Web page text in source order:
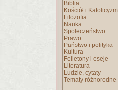
Biblia
Kościół i Katolicyzm
Filozofia
Nauka
Społeczeństwo
Prawo
Państwo i polityka
Kultura
Felietony i eseje
Literatura
Ludzie, cytaty
Tematy różnorodne